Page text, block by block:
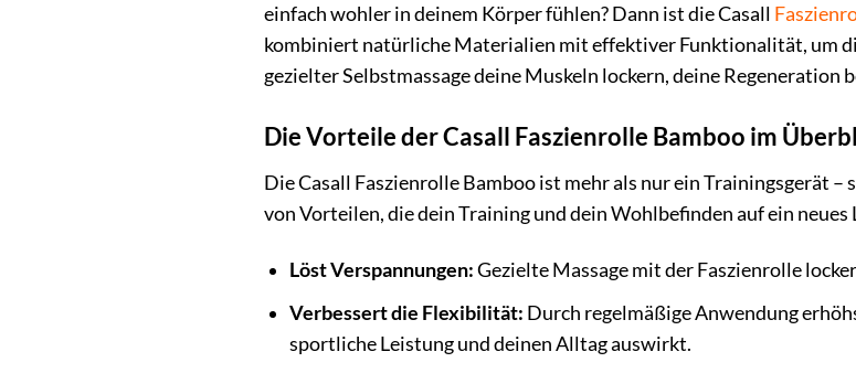
einfach wohler in deinem Körper fühlen? Dann ist die Casall
kombiniert natürliche Materialien mit effektiver Funktionalität, um
gezielter Selbstmassage deine Muskeln lockern, deine
Die Vorteile der Casall Faszienrolle Bamboo im
Die Casall Faszienrolle Bamboo ist mehr als nur ein Trainingsgerät
von Vorteilen, die dein Training und dein Wohlbefinden auf ein neues
Löst Verspannungen:Gezielte Massage mit der Faszienrolle
Verbessert die Flexibilität: Durch regelmäßige Anwendung
sportliche Leistung und deinen Alltag auswirkt.